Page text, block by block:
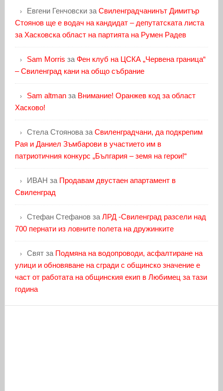
Евгени Генчовскиза Свиленградчанинът Димитър
Стоянов ще е водач на кандидат – депутатската листа
за Хасковска област на партията на Румен Радев
Sam Morris за Фен клуб на ЦСКА „Червена граница“
– Свиленград кани на общо събрание
Sam altmanза Внимание! Оранжев код за област
Хасково!
Стела Стояноваза Свиленградчани, да подкрепим
Рая и Даниел Зъмбарови в участието им в
патриотичния конкурс „България – земя на герои!“
ИВАН за Продавам двустаен апартамент в
Свиленград
Стефан Стефановза ЛРД -Свиленград разсели над
700 пернати из ловните полета на дружинките
Святза Подмяна на водопроводи, асфалтиране на
улици и обновяване на сгради с общинско значение е
част от работата на общинския екип в Любимец за тази
година